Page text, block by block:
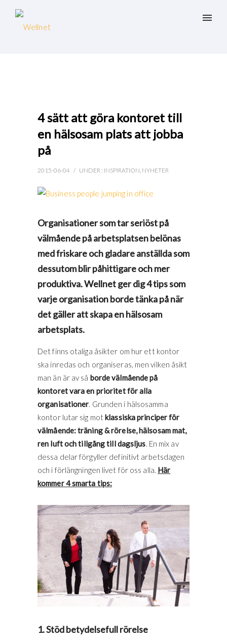
4 sätt att göra kontoret till
en hälsosam plats att jobba
på
2015-06-04 / UNDER : INSPIRATION, NYHETER
Organisationer som tar seriöst på
välmående på arbetsplatsen belönas
med friskare och gladare anställda som
dessutom blir påhittigare och mer
produktiva. Wellnet ger dig 4 tips som
varje organisation borde tänka på när
det gäller att skapa en hälsosam
arbetsplats.
Det finns otaliga åsikter om hur ett kontor
ska inredas och organiseras, men vilken åsikt
man än är av så borde välmående på
kontoret vara en prioritet för alla
organisationer. Grunden i hälsosamma
kontor lutar sig motklassiska principer för
välmående: träning & rörelse, hälsosam mat,
ren luft och tillgång till dagsljus. En mix av
dessa delar förgyller definitivt arbetsdagen
och i förlängningen livet för oss alla. Här
kommer 4 smarta tips:
1. Stöd betydelsefull rörelse